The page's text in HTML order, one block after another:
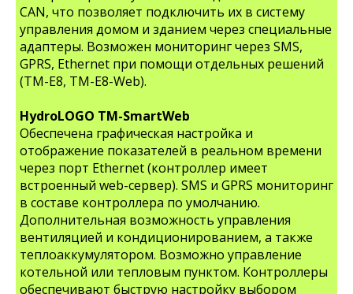
CAN, что позволяет подключить их в систему
управления домом и зданием через специальные
адаптеры. Возможен мониторинг через SMS,
GPRS, Ethernet при помощи отдельных решений
(TM-E8, TM-E8-Web).
HydroLOGO TM-SmartWeb
Обеспечена графическая настройка и
отображение показателей в реальном времени
через порт Ethernet (контроллер имеет
встроенный web-сервер). SMS и GPRS мониторинг
в составе контроллера по умолчанию.
Дополнительная возможность управления
вентиляцией и кондиционированием, а также
теплоаккумулятором. Возможно управление
котельной или тепловым пунктом. Контроллеры
обеспечивают быструю настройку выбором